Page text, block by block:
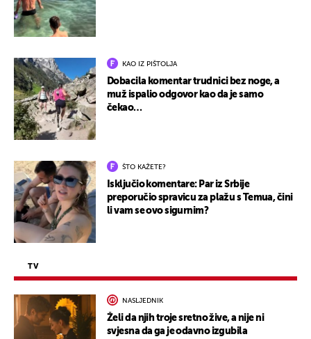
KAO IZ PIŠTOLJA
Dobacila komentar trudnici bez noge, a
muž ispalio odgovor kao da je samo
čekao…
ŠTO KAŽETE?
Isključio komentare: Par iz Srbije
preporučio spravicu za plažu s Temua, čini
li vam se ovo sigurnim?
TV
NASLJEDNIK
Želi da njih troje sretno žive, a nije ni
svjesna da ga je odavno izgubila